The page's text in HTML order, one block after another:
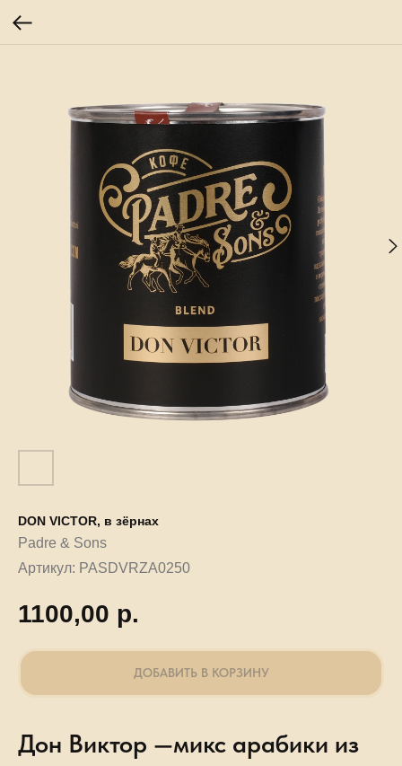
DON VICTOR, в зёрнах
Padre & Sons
Артикул: PASDVRZA0250
1100,00 р.
ДОБАВИТЬ В КОРЗИНУ
Дон Виктор —микс арабики из